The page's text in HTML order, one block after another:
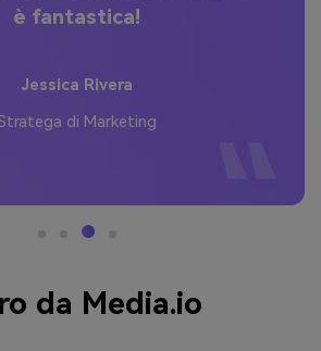
è fantastica!
Jessica Rivera
di Marketing
da Media.io